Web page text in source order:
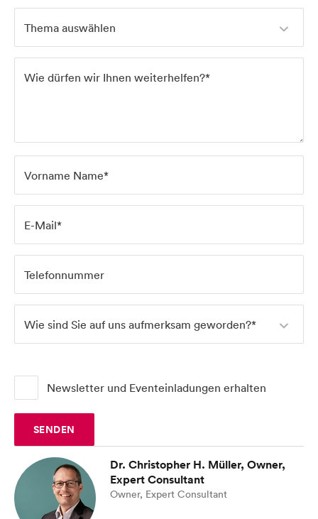
Thema auswählen
Wie dürfen wir Ihnen weiterhelfen?*
Vorname Name*
E-Mail*
Telefonnummer
Wie sind Sie auf uns aufmerksam geworden?*
Newsletter und Eventeinladungen erhalten
SENDEN
Dr. Christopher H. Müller, Owner,
Expert Consultant
Owner, Expert Consultant
Home
Services
About us
Blog
UX Campus